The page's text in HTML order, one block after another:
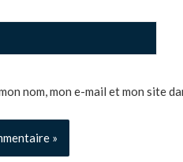
nom, mon e-mail et mon site